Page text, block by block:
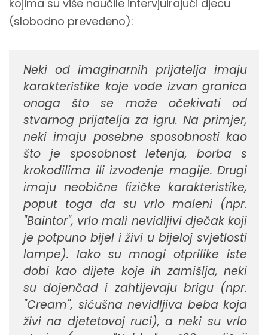
kojima su više naučile intervjuirajući djecu
(slobodno prevedeno):
Neki od imaginarnih prijatelja imaju
karakteristike koje vode izvan granica
onoga što se može očekivati od
stvarnog prijatelja za igru. Na primjer,
neki imaju posebne sposobnosti kao
što je sposobnost letenja, borba s
krokodilima ili izvođenje magije. Drugi
imaju neobične fizičke karakteristike,
poput toga da su vrlo maleni (npr.
"Baintor", vrlo mali nevidljivi dječak koji
je potpuno bijel i živi u bijeloj svjetlosti
lampe). Iako su mnogi otprilike iste
dobi kao dijete koje ih zamišlja, neki
su dojenčad i zahtijevaju brigu (npr.
"Cream", sićušna nevidljiva beba koja
živi na djetetovoj ruci), a neki su vrlo